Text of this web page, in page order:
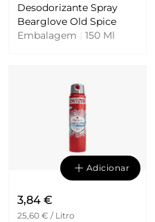
Desodorizante Spray
Bearglove Old Spice
Embalagem
150 Ml
Adicionar
3,84 €
25,60 € / Litro